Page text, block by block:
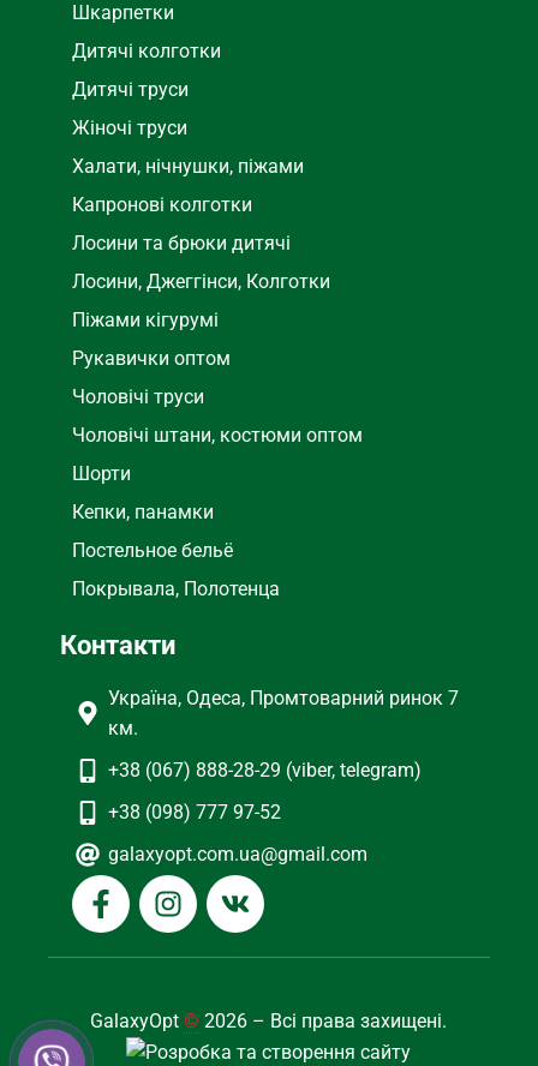
Шкарпетки
Дитячі колготки
Дитячі труси
Жіночі труси
Халати, нічнушки, піжами
Капронові колготки
Лосини та брюки дитячі
Лосини, Джеггінси, Колготки
Піжами кігурумі
Рукавички оптом
Чоловічі труси
Чоловічі штани, костюми оптом
Шорти
Кепки, панамки
Постельное бельё
Покрывала, Полотенца
Контакти
Україна, Одеса, Промтоварний ринок 7
км.
+38 (067) 888-28-29 (viber, telegram)
+38 (098) 777 97-52
galaxyopt.com.ua@gmail.com
GalaxyOpt© 2026 – Всі права захищені.